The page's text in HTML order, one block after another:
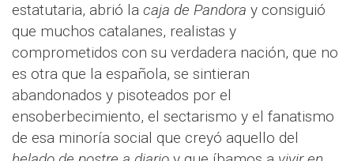
estatutaria, abrió la caja de Pandora y consiguió
que muchos catalanes, realistas y
comprometidos con su verdadera nación, que no
es otra que la española, se sintieran
abandonados y pisoteados por el
ensoberbecimiento, el sectarismo y el fanatismo
de esa minoría social que creyó aquello del